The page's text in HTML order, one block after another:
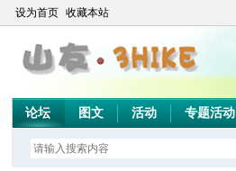
设为首页 收藏本站
论坛 图文 活动 专题活动